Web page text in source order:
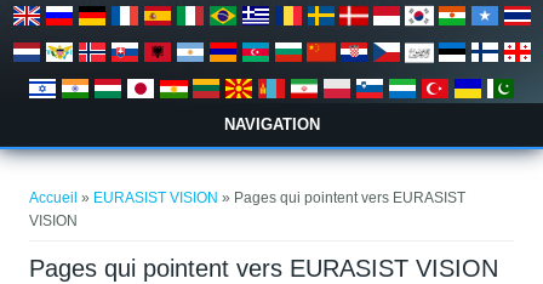
NAVIGATION
Accueil » EURASIST VISION » Pages qui pointent vers EURASIST
VISION
Pages qui pointent vers EURASIST VISION